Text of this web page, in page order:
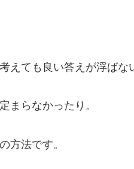
えても良い答えが浮ばな
まらなかったり。
方法です。